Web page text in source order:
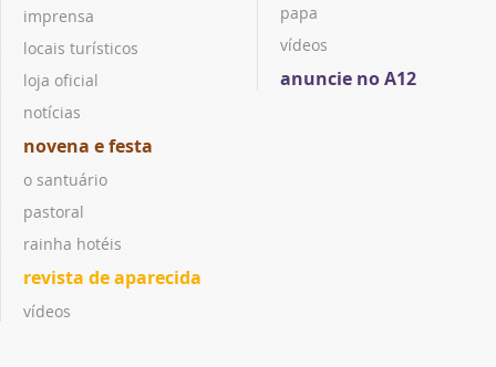
imprensa
locais turísticos
loja oficial
notícias
novena e festa
o santuário
pastoral
rainha hotéis
revista de aparecida
vídeos
papa
vídeos
anuncie no A12